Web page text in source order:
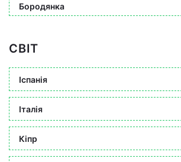
Бородянка
СВІТ
Іспанія
Італія
Кіпр